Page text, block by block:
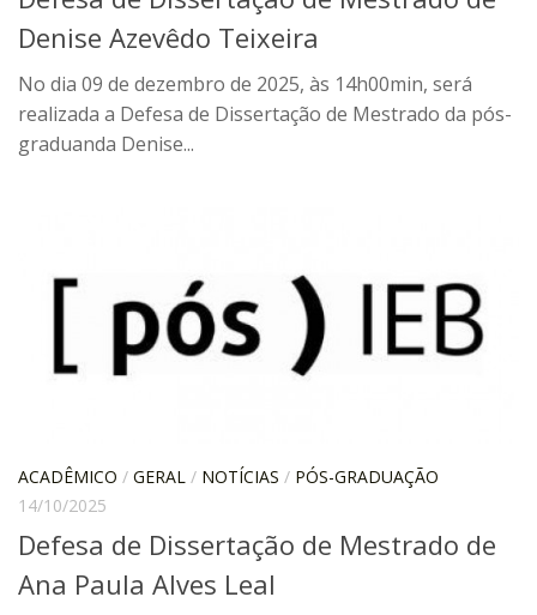
Moraes Silva
Portais
Educação em Fronteiras
Portal de Literatura de Cordel
Manuel Correia de Andrade
Sobre a Graduação
Aluno Especial
ProgramaUSP 60+
Denise Azevêdo Teixeira
No dia 09 de dezembro de 2025, às 14h00min, será
realizada a Defesa de Dissertação de Mestrado da pós-
graduanda Denise...
ACADÊMICO / GERAL / NOTÍCIAS / PÓS-GRADUAÇÃO
14/10/2025
Defesa de Dissertação de Mestrado de
Ana Paula Alves Leal